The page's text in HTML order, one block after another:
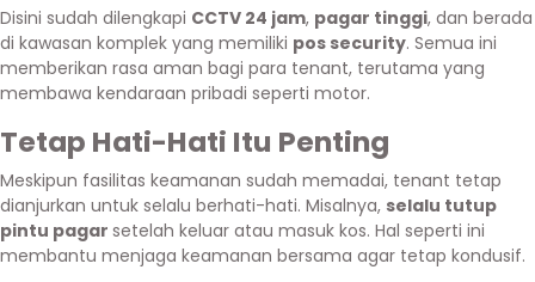
Disini sudah dilengkapi CCTV 24 jam, pagar tinggi, dan berada
di kawasan komplek yang memiliki pos security. Semua ini
memberikan rasa aman bagi para tenant, terutama yang
membawa kendaraan pribadi seperti motor.
Tetap Hati-Hati Itu Penting
Meskipun fasilitas keamanan sudah memadai, tenant tetap
dianjurkan untuk selalu berhati-hati. Misalnya, selalu tutup
pintu pagar setelah keluar atau masuk kos. Hal seperti ini
membantu menjaga keamanan bersama agar tetap kondusif.